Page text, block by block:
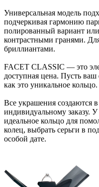
Универсальная модель
подчеркивая гармонию
полированный вариант
контрастными гранями.
бриллиантами.
FACET CLASSIC — это
доступная цена. Пусть
как это уникальное кольцо.
Все украшения создаются
индивидуальному заказу.
идеальное кольцо для
колец, выбрать серьги в
особой дате.